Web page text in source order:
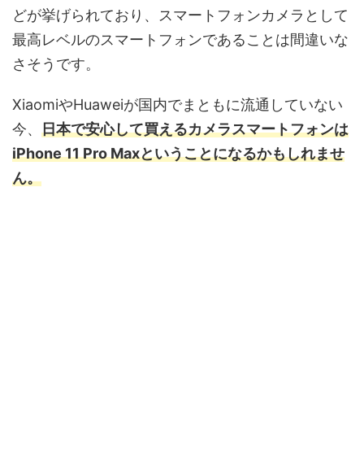
どが挙げられており、スマートフォンカメラとして
最高レベルのスマートフォンであることは間違いな
さそうです。
XiaomiやHuaweiが国内でまともに流通していない
今、 日本で安心して買えるカメラスマートフォンは
iPhone 11 Pro Maxということになるかもしれませ
ん。